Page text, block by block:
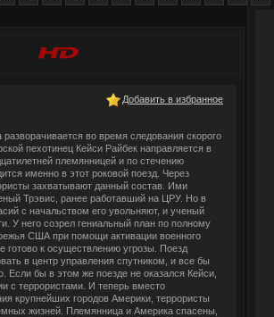
Добавить в избранное
во время следования скорого
пехотинец Кейси Райбек направляется в
племянницей и по стечению
именно в этот роковой поезд. Через
захватывают данный состав. Ими
Трэвис, ранее работавший на ЦРУ. Но в
с начальством его увольняют, и ученый
У него созрел гениальный план по полному
США при помощи активации военного
готово к осуществлению угрозы. Поезд
в центр управления спутником, и все бы
Если бы в этом же поезде не оказался Кейси,
с террористами. И теперь вместо
крупнейших городов Америки, террористы
жизней. Племянница и Америка спасены,